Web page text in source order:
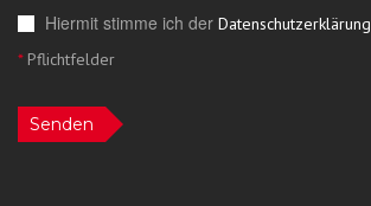
Hiermit stimme ich der Datenschutzerklärung
*Pflichtfelder
Senden